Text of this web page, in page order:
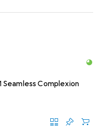
Seamless Complexion